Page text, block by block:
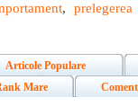
,
Articole Populare
Mare